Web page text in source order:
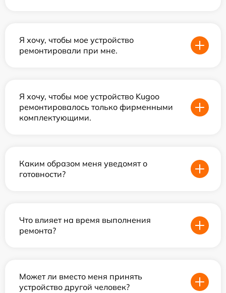
Я хочу, чтобы мое устройство
ремонтировали при мне.
Я хочу, чтобы мое устройство Kugoo
ремонтировалось только фирменными
комплектующими.
Каким образом меня уведомят о
готовности?
Что влияет на время выполнения
ремонта?
Может ли вместо меня принять
устройство другой человек?